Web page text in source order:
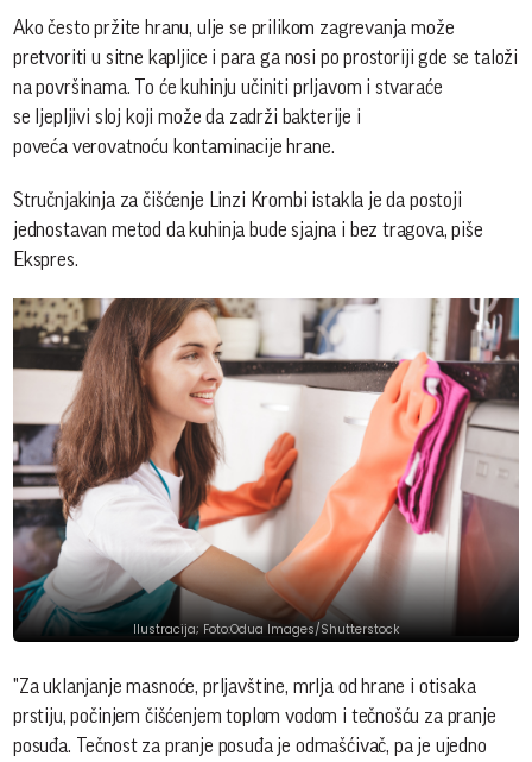
Ako često pržite hranu, ulje se prilikom zagrevanja može
pretvoriti u sitne kapljice i para ga nosi po prostoriji gde se taloži
na površinama. To će kuhinju učiniti prljavom i stvaraće
se ljepljivi sloj koji može da zadrži bakterije i
poveća verovatnoću kontaminacije hrane.
Stručnjakinja za čišćenje Linzi Krombi istakla je da postoji
jednostavan metod da kuhinja bude sjajna i bez tragova, piše
Ekspres.
Ilustracija; Foto:Odua Images/Shutterstock
"Za uklanjanje masnoće, prljavštine, mrlja od hrane i otisaka
prstiju, počinjem čišćenjem toplom vodom i tečnošću za pranje
posuđa. Tečnost za pranje posuđa je odmašćivač, pa je ujedno